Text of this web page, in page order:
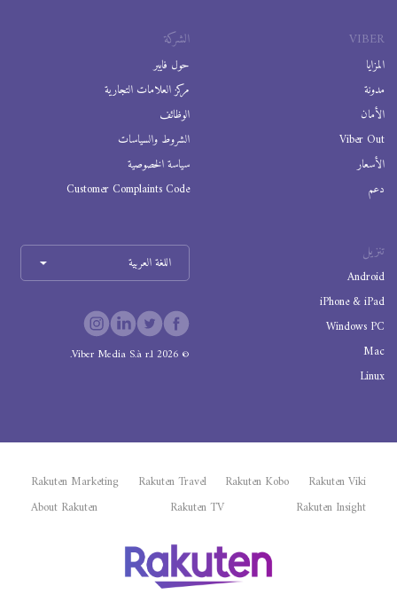
VIBER
المزايا
مدونة
الأمان
Viber Out
الأسعار
دعم
الشركة
حول فايبر
مركز العلامات التجارية
الوظائف
الشروط والسياسات
سياسة الخصوصية
Customer Complaints Code
تنزيل
Android
iPhone & iPad
Windows PC
Mac
Linux
اللغة العربية
©
2026
Viber Media S.à r.l.
Rakuten Viki
Rakuten Kobo
Rakuten Travel
Rakuten Marketing
Rakuten Insight
Rakuten TV
About Rakuten